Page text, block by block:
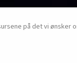
på det vi ønsker